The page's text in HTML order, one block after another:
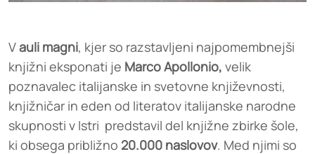
Vauli magni, kjer so razstavljeni najpomembnejši
knjižni eksponati je Marco Apollonio, velik
poznavalec italijanske in svetovne književnosti,
knjižničar in eden od literatov italijanske narodne
skupnosti v Istri predstavil del knjižne zbirke šole,
ki obsega približno 20.000 naslovov. Med njimi so